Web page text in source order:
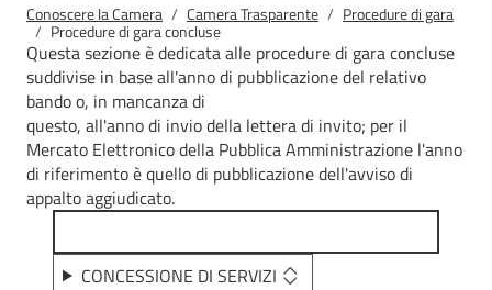
Briciole di pane
Conoscere la Camera Camera Trasparente Procedure di gara
Procedure di gara concluse
Questa sezione è dedicata alle procedure di gara concluse
suddivise in base all'anno di pubblicazione del relativo
bando o, in mancanza di
questo, all'anno di invio della lettera di invito; per il
Mercato Elettronico della Pubblica Amministrazione l'anno
di riferimento è quello di pubblicazione dell'avviso di
appalto aggiudicato.
CONCESSIONE DI SERVIZI